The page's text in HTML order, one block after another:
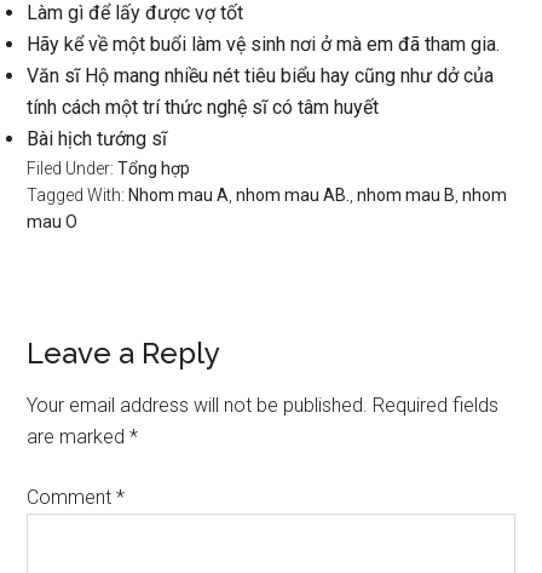
Làm gì để lấy được vợ tốt
Hãy kể về một buổi làm vệ sinh nơi ở mà em đã tham gia.
Văn sĩ Hộ mang nhiều nét tiêu biểu hay cũng như dở của
tính cách một trí thức nghệ sĩ có tâm huyết
Bài hịch tướng sĩ
Filed Under:Tổng hợp
Tagged With: Nhom mau A ,nhom mau AB. ,nhom mau B ,nhom
mau O
Reader
Interactions
Leave a Reply
Your email address will not be published. Required fields
are marked*
Comment*